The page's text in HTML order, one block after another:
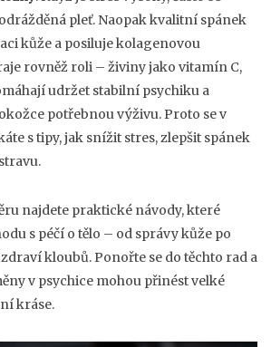
pleť. Naopak kvalitní spánek
kůže a posiluje kolagenovou
rovněž roli – živiny jako vitamín C,
udržet stabilní psychiku a
potřebnou výživu. Proto se v
s tipy, jak snížit stres, zlepšit spánek
najdete praktické návody, které
s péčí o tělo – od správy kůže po
kloubů. Ponořte se do těchto rad a
v psychice mohou přinést velké
kráse.